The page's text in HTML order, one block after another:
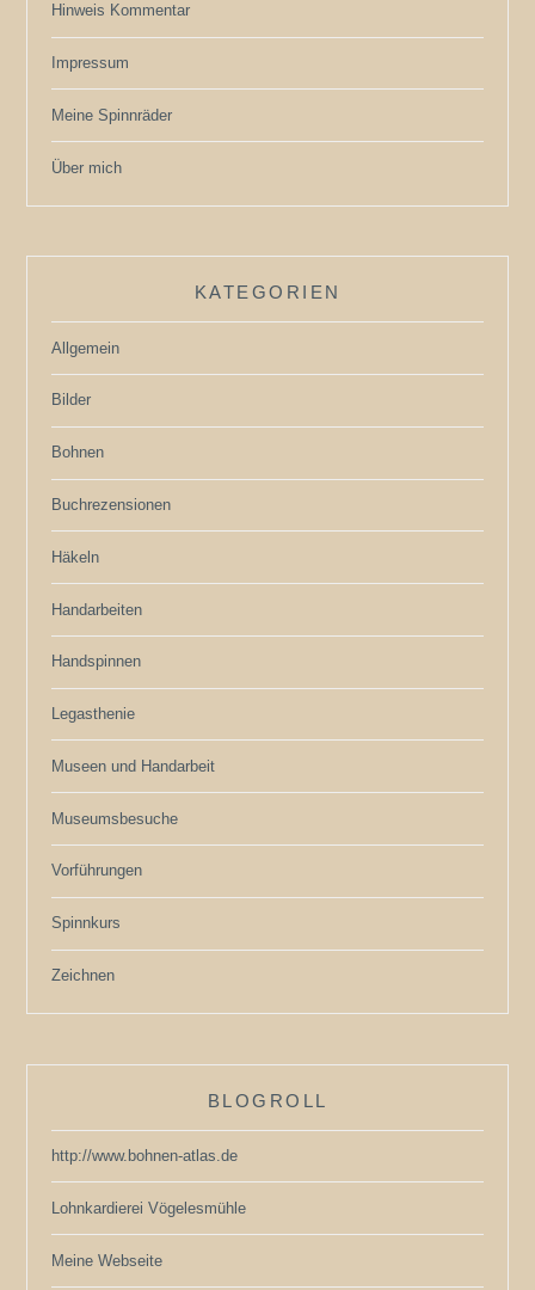
Hinweis Kommentar
Impressum
Meine Spinnräder
Über mich
KATEGORIEN
Allgemein
Bilder
Bohnen
Buchrezensionen
Häkeln
Handarbeiten
Handspinnen
Legasthenie
Museen und Handarbeit
Museumsbesuche
Vorführungen
Spinnkurs
Zeichnen
BLOGROLL
http://www.bohnen-atlas.de
Lohnkardierei Vögelesmühle
Meine Webseite